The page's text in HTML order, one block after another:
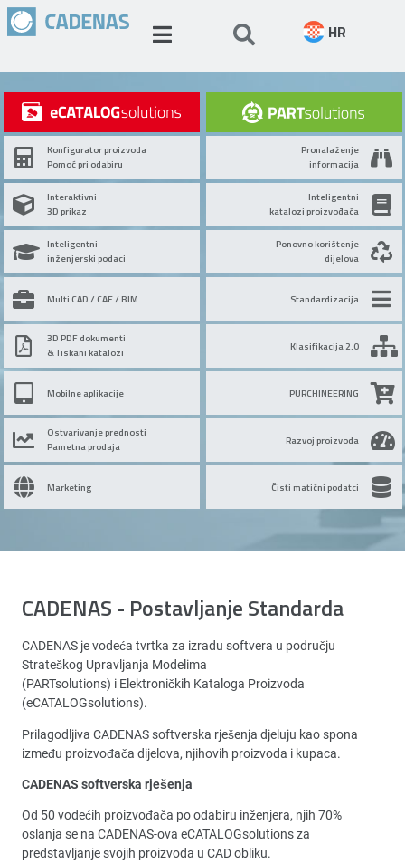
HR
Konfigurator proizvoda
Pomoć pri odabiru
Interaktivni
3D prikaz
Inteligentni
inženjerski podaci
Multi CAD / CAE / BIM
3D PDF dokumenti
& Tiskani katalozi
Mobilne aplikacije
Ostvarivanje prednosti
Pametna prodaja
Marketing
Pronalaženje
informacija
Inteligentni
katalozi proizvođača
Ponovno korištenje
dijelova
Standardizacija
Klasifikacija 2.0
PURCHINEERING
Razvoj proizvoda
Čisti matični podatci
CADENAS - Postavljanje Standarda
CADENAS je vodeća tvrtka za izradu softvera u području
Strateškog Upravljanja Modelima
(PARTsolutions) i Elektroničkih Kataloga Proizvoda
(eCATALOGsolutions).
Prilagodljiva CADENAS softverska rješenja djeluju kao spona
između proizvođača dijelova, njihovih proizvoda i kupaca.
CADENAS softverska rješenja
Od 50 vodećih proizvođača po odabiru inženjera, njih 70%
oslanja se na CADENAS-ova eCATALOGsolutions za
predstavljanje svojih proizvoda u CAD obliku.